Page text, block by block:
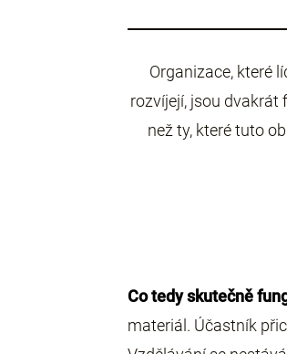
Organizace, které
rozvíjejí, jsou dvakrát
než ty, které tuto
Co tedy skutečně
materiál. Účastník